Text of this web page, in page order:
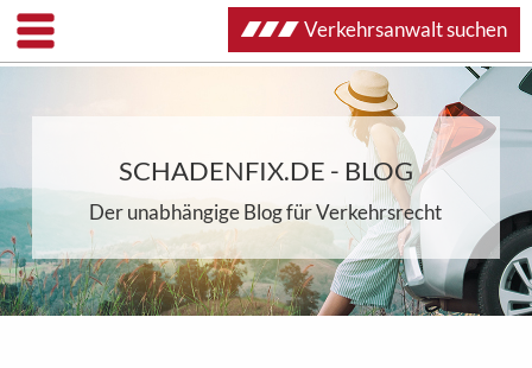
SCHADENFIX.DE - BLOG
Der unabhängige Blog für Verkehrsrecht
Verkehrsanwalt suchen